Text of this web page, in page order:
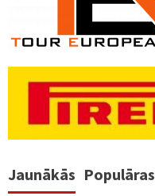
Jaunākās Populāras